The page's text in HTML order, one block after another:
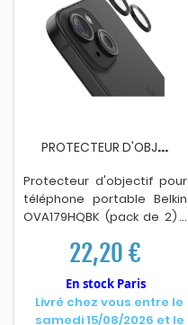
P
ROTECTEUR D'OBJECTIF BELKIN OVA179HQBK - PACK...
Protecteur d'objectif pour
téléphone portable Belkin
OVA179HQBK (pack de 2) -
Livré chez vous entre le
samedi 15/08/2026 et le
22,20 €
En stock Paris